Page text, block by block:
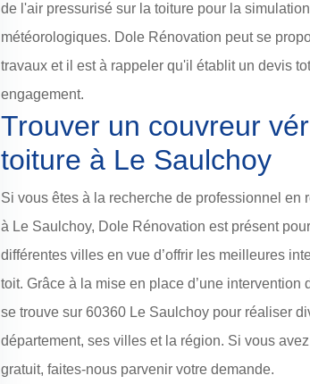
de l'air pressurisé sur la toiture pour la
météorologiques. Dole Rénovation peut se
travaux et il est à rappeler qu'il établit un devis
engagement.
Trouver un couvreur
toiture à Le Saulchoy
Si vous êtes à la recherche de professionnel en
à Le Saulchoy, Dole Rénovation est présent
différentes villes en vue d’offrir les meilleures
toit. Grâce à la mise en place d’une intervention
se trouve sur 60360 Le Saulchoy pour réaliser
département, ses villes et la région. Si vous
gratuit, faites-nous parvenir votre demande.